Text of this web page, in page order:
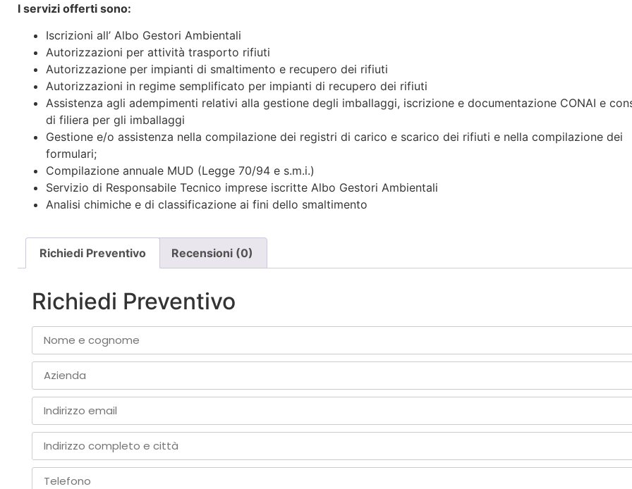
I servizi offerti sono:
Iscrizioni all’ Albo Gestori Ambientali
Autorizzazioni per attività trasporto rifiuti
Autorizzazione per impianti di smaltimento e recupero dei rifiuti
Autorizzazioni in regime semplificato per impianti di recupero dei rifiuti
Assistenza agli adempimenti relativi alla gestione degli imballaggi, iscrizione e documentazione CONAI e
di filiera per gli imballaggi
Gestione e/o assistenza nella compilazione dei registri di carico e scarico dei rifiuti e nella compilazione dei
formulari;
Compilazione annuale MUD (Legge 70/94 e s.m.i.)
Servizio di Responsabile Tecnico imprese iscritte Albo Gestori Ambientali
Analisi chimiche e di classificazione ai fini dello smaltimento
Richiedi Preventivo Recensioni (0)
Richiedi Preventivo